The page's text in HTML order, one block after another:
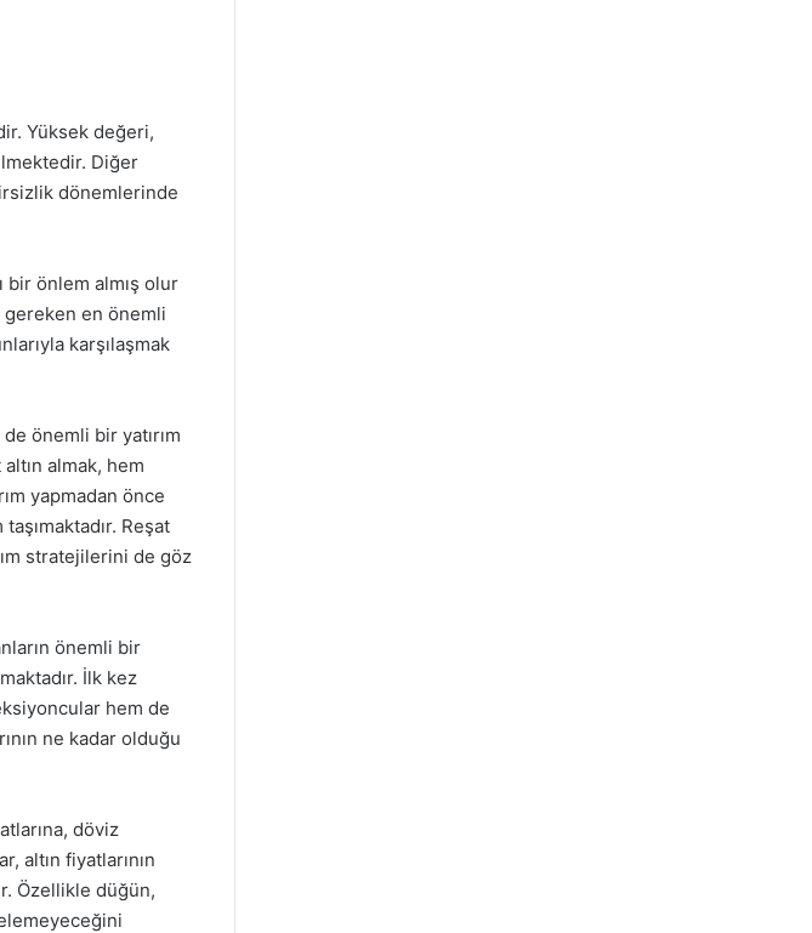
Yüksek değeri,
Diğer
dönemlerinde
bir önlem almış olur
gereken en önemli
karşılaşmak
önemli bir yatırım
almak, hem
yapmadan önce
Reşat
stratejilerini de göz
önemli bir
İlk kez
hem de
ne kadar olduğu
döviz
altın fiyatlarının
Özellikle düğün,